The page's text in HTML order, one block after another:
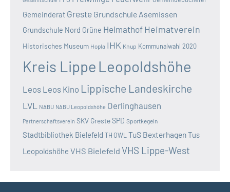
Gemeinderat Greste Grundschule Asemissen
Grundschule Nord Grüne Heimathof Heimatverein
Historisches Museum Hopla IHK Knup Kommunalwahl 2020
Kreis Lippe Leopoldshöhe
Leos Leos Kino Lippische Landeskirche
LVL NABU NABU Leopoldshöhe Oerlinghausen
Partnerschaftsverein SKV GresteSPD Sportkegeln
Stadtbibliothek Bielefeld TH OWL TuS BexterhagenTus
Leopoldshöhe VHS Bielefeld VHS Lippe-West